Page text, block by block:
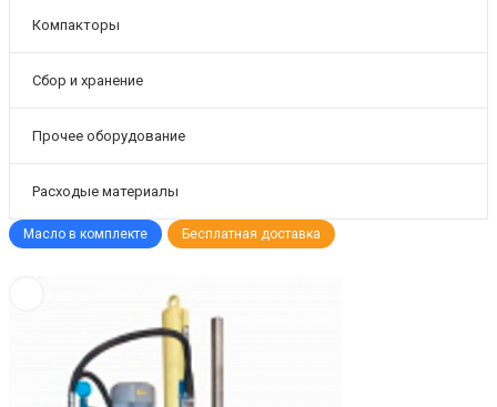
Компакторы
Сбор и хранение
Прочее оборудование
Расходые материалы
Масло в комплекте Бесплатная доставка